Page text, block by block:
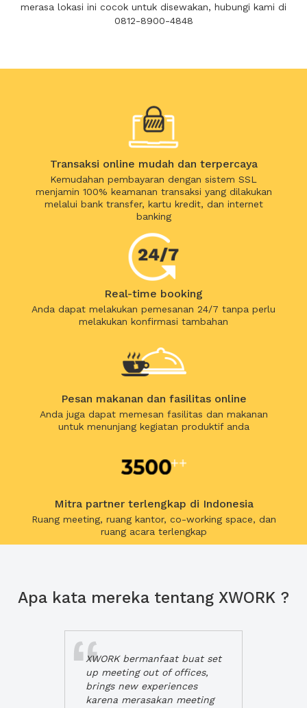
merasa lokasi ini cocok untuk disewakan, hubungi kami di
0812-8900-4848
Transaksi online mudah dan terpercaya
Kemudahan pembayaran dengan sistem SSL
menjamin 100% keamanan transaksi yang dilakukan
melalui bank transfer, kartu kredit, dan internet
banking
Real-time booking
Anda dapat melakukan pemesanan 24/7 tanpa perlu
melakukan konfirmasi tambahan
Pesan makanan dan fasilitas online
Anda juga dapat memesan fasilitas dan makanan
untuk menunjang kegiatan produktif anda
Mitra partner terlengkap di Indonesia
Ruang meeting, ruang kantor, co-working space, dan
ruang acara terlengkap
Apa kata mereka tentang XWORK ?
XWORK bermanfaat buat set
up meeting out of offices,
brings new experiences
karena merasakan meeting